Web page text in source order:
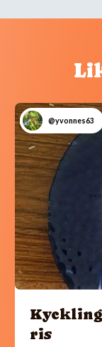
@yvonnes63
Kyckling
ris